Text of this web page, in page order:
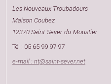
Les Nouveaux Troubadours
Maison Coubez
12370 Saint-Sever-du-Moustier
Tél : 05 65 99 97 97
e-mail : nt@saint-sever.net